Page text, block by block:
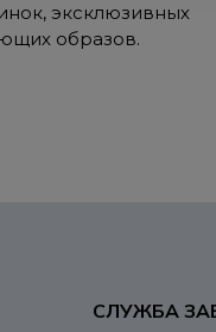
эксклюзивных
образов.
СЛУЖБА